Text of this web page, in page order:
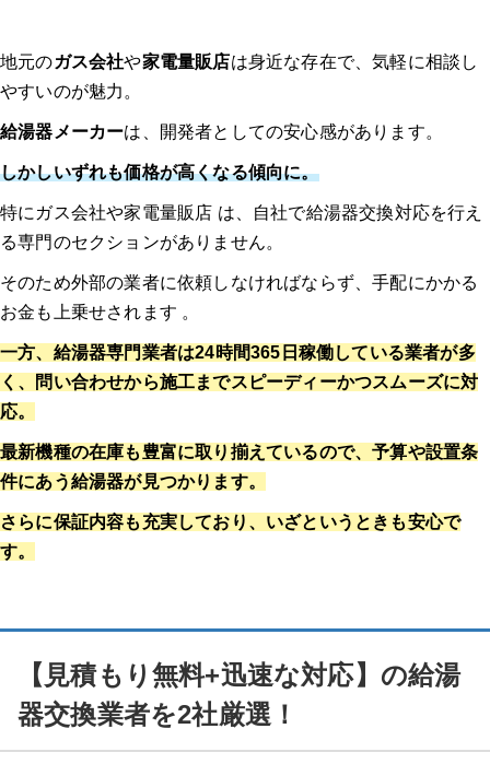
地元のガス会社や家電量販店は身近な存在で、気軽に相談し
やすいのが魅力。
給湯器メーカーは、開発者としての安心感があります。
しかしいずれも価格が高くなる傾向に。
特にガス会社や家電量販店 は、自社で給湯器交換対応を行え
る専門のセクションがありません。
そのため外部の業者に依頼しなければならず、手配にかかる
お金も上乗せされます 。
一方、給湯器専門業者は24時間365日稼働している業者が多
く、問い合わせから施工までスピーディーかつスムーズに対
応。
最新機種の在庫も豊富に取り揃えているので、予算や設置条
件にあう給湯器が見つかります。
さらに保証内容も充実しており、いざというときも安心で
す。
【見積もり無料+迅速な対応】の給湯
器交換業者を2社厳選！